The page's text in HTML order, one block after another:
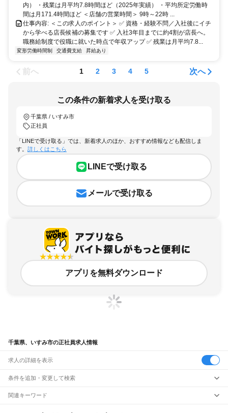
内） ・残業は月平均7.8時間ほど（2025年実績） ・平均所定労働時
間は月171.4時間ほど ＜店舗の営業時間＞ 9時～22時 ...
仕事内容: ＜この求人のポイント＞ ✅ 資格・経験不問／入社後にイチ
から学べる店長候補の募集です ✅ 入社3年目までに約4割が店長へ。
職務給制度で役職に就いた時点で年収アップ ✅ 残業は月平均7.8...
変形労働時間制 交通費支給 昇給あり
前へ 1 2 3 4 5 次へ
この条件の新着求人を受け取る
千葉県 / いすみ市
正社員
「LINEで受け取る」では、新着求人のほか、おすすめ情報なども配信しま
す。 詳しくはこちら
LINEで受け取る
メールで受け取る
アプリを無料ダウンロード
千葉県、いすみ市の正社員求人情報
求人の詳細を表示
条件を追加・変更して検索
市区町村を追加・変更
関連キーワード